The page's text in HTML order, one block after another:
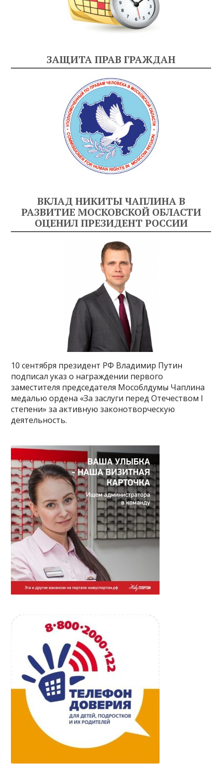
ЗАЩИТА ПРАВ ГРАЖДАН
ВКЛАД НИКИТЫ ЧАПЛИНА В
РАЗВИТИЕ МОСКОВСКОЙ ОБЛАСТИ
ОЦЕНИЛ ПРЕЗИДЕНТ РОССИИ
10 сентября президент РФ Владимир Путин
подписал указ о награждении первого
заместителя председателя Мособлдумы Чаплина
медалью ордена «За заслуги перед Отечеством I
степени» за активную законотворческую
деятельность.